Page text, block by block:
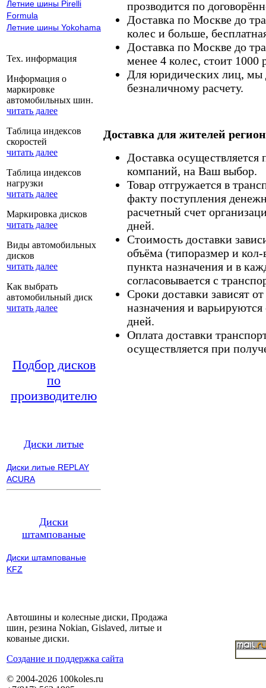
Летние шины Pirelli
Formula
Летние шины Yokohama
Тех. информация
Информация о
маркировке
автомобильных шин.
читать далее
Таблица индексов
скоростей
читать далее
Таблица индексов
нагрузки
читать далее
Маркировка дисков
читать далее
Виды автомобильных
дисков
читать далее
Как выбрать
автомобильный диск
читать далее
Подбор дисков
по
производителю
Диски литые
Диски литые REPLAY
ACURA
Диски
штампованые
Диски штампованые
KFZ
прозводится по
Доставка по Москве до
колес и больше,
Доставка по Москве до
менее 4 колес, стоит 1000
Для юридических лиц, мы
безналичному расчету.
Доставка для жителей
Доставка
компаний, на Ваш выбор.
Товар отгружается в
факту поступления
расчетный счет
дней.
Стоимость доставки
объёма (типоразмер и кол-
пункта назначения и в
согласовывается с
Сроки доставки зависят
назначения и
дней.
Оплата доставки
осуществляется при
Автошины и колесные диски, Продажа
шин, резина Nokian, Gislaved, литые и
кованые диски.
Cоздание и поддержка сайта
© 2004-2026 100koles.ru